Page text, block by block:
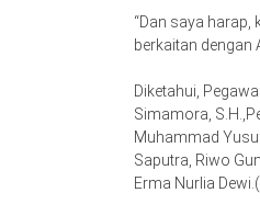
“Dan saya
berkaitan dengan
Diketahui,
Simamora,
Muhammad
Saputra, Riwo
Erma Nurlia